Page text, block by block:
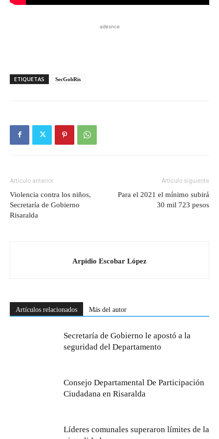
adesnce
ETIQUETAS SecGobRis
Artículo anterior
Violencia contra los niños,
Secretaría de Gobierno
Risaralda
Artículo siguiente
Para el 2021 el mínimo subirá
30 mil 723 pesos
Arpidio Escobar López
Artículos relacionados Más del autor
Secretaría de Gobierno le apostó a la
seguridad del Departamento
Consejo Departamental De Participación
Ciudadana en Risaralda
Líderes comunales superaron límites de la